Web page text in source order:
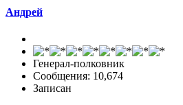
Андрей
Генерал-полковник
Сообщения: 10,674
Записан